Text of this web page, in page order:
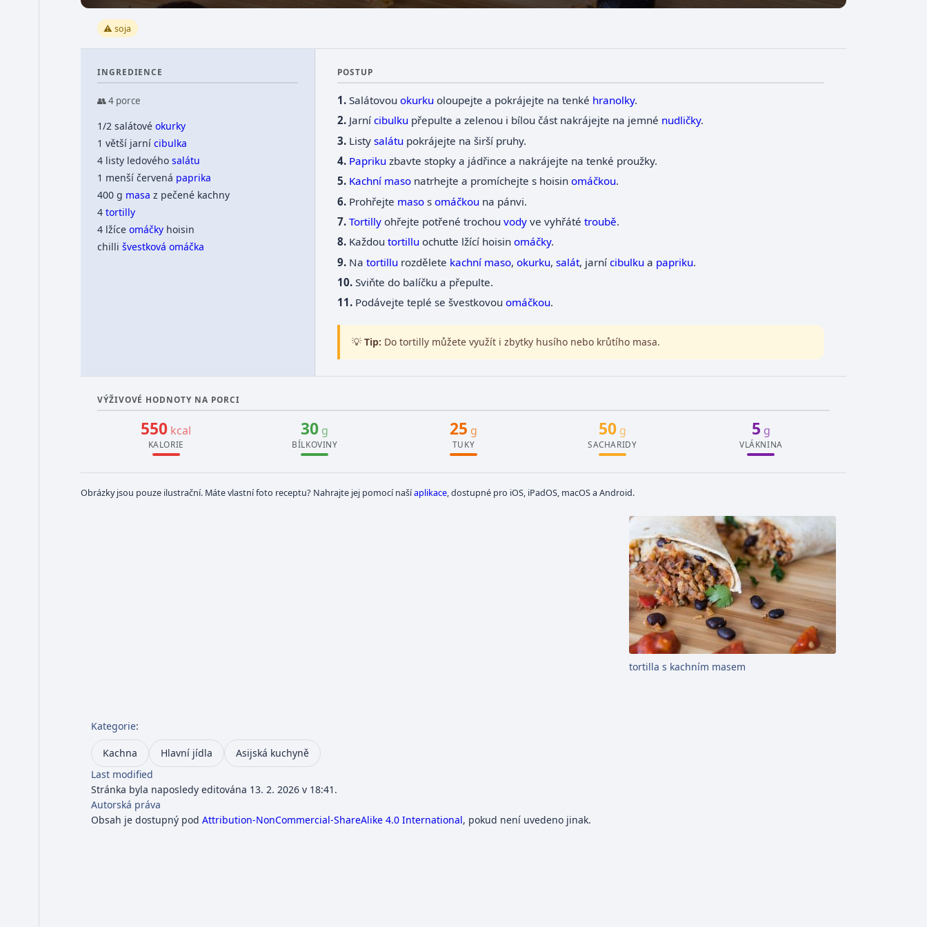
⚠️ soja
INGREDIENCE
👥 4 porce
1/2 salátové okurky
1 větší jarní cibulka
4 listy ledového salátu
1 menší červená paprika
400 g masa z pečené kachny
4 tortilly
4 lžíce omáčkyhoisin
chilli švestková omáčka
POSTUP
Salátovou okurku oloupejte a pokrájejte na tenké hranolky.
Jarní cibulku přepulte a zelenou i bílou část nakrájejte na jemné nudličky.
Listy salátu pokrájejte na širší pruhy.
Papriku zbavte stopky a jádřince a nakrájejte na tenké proužky.
Kachní masonatrhejte a promíchejte s hoisin omáčkou.
Prohřejte masos omáčkou na pánvi.
Tortillyohřejte potřené trochou vodyve vyhřáté troubě.
Každou tortillu ochuťte lžící hoisin omáčky.
Na tortillu rozdělete kachní maso, okurku, salát, jarní cibulku a papriku.
Sviňte do balíčku a přepulte.
Podávejte teplé se švestkovou omáčkou.
💡Tip: Do tortilly můžete využít i zbytky husího nebo krůtího masa.
VÝŽIVOVÉ HODNOTY NA PORCI
550 kcal
KALORIE
30 g
BÍLKOVINY
25 g
TUKY
50g
SACHARIDY
5 g
VLÁKNINA
Obrázky jsou pouze ilustrační. Máte vlastní foto receptu? Nahrajte jej pomocí našíaplikace, dostupné pro iOS, iPadOS, macOS a Android.
tortilla s kachním masem
Kategorie:
Kachna Hlavní jídla
Asijská kuchyně
Last modified
Stránka byla naposledy editována 13. 2. 2026 v 18:41.
Autorská práva
Obsah je dostupný pod Attribution-NonCommercial-ShareAlike 4.0 International, pokud není uvedeno jinak.